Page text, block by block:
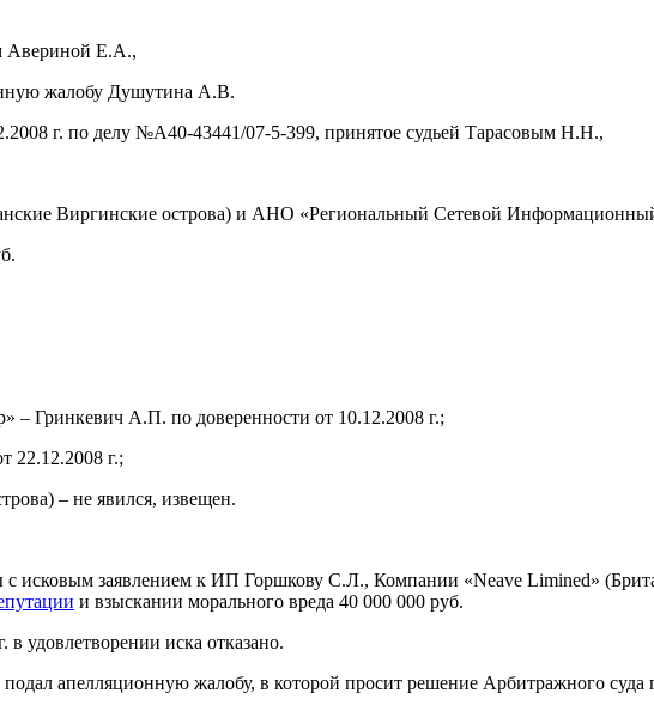
Авериной Е.А.,
жалобу Душутина А.В.
г. по делу №А40-43441/07-5-399, принятое судьей Тарасовым Н.Н.,
Виргинские острова) и АНО «Региональный Сетевой
Гринкевич А.П. по доверенности от 10.12.2008 г.;
22.12.2008 г.;
– не явился, извещен.
исковым заявлением к ИП Горшкову С.Л., Компании «Neave Limined»
и взыскании морального вреда 40 000 000 руб.
удовлетворении иска отказано.
апелляционную жалобу, в которой просит решение Арбитражного суда